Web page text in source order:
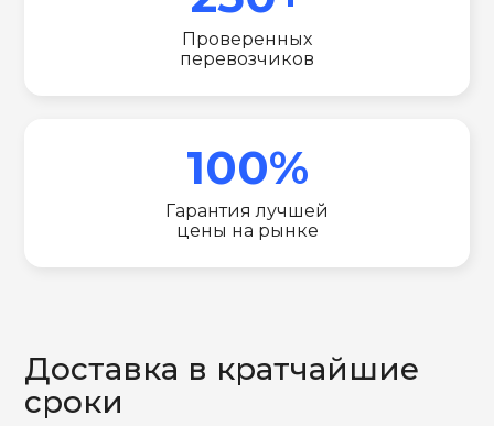
Проверенных
перевозчиков
100%
Гарантия лучшей
цены на рынке
Доставка в кратчайшие
сроки